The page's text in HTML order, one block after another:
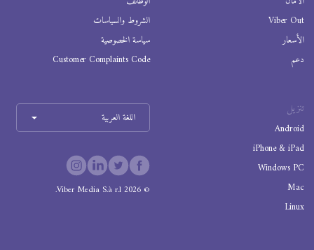
Viber Out
الأسعار
دعم
الشروط والسياسات
سياسة الخصوصية
Customer Complaints Code
تنزيل
Android
iPhone & iPad
Windows PC
Mac
Linux
اللغة العربية
©
2026
Viber Media S.à r.l.